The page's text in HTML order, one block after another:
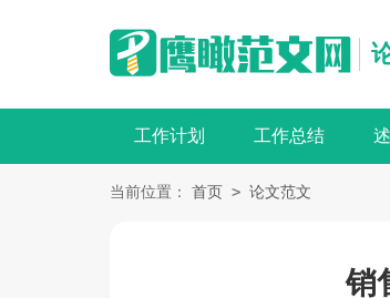
工作计划 工作总结
当前位置： 首页 > 论文范文
销